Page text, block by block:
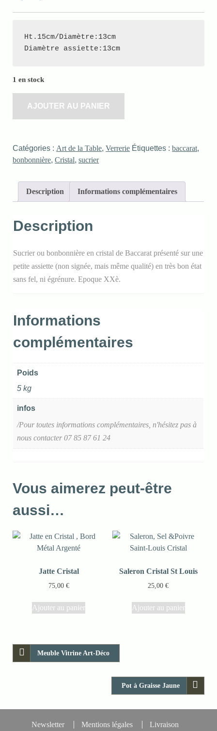
Ht.15cm/Diamètre:13cm
Diamètre assiette:13cm
1 en stock
AJOUTER AU PANIER
Catégories : Art de la Table,Verrerie Étiquettes :baccarat,
bonbonnière,Cristal,sucrier
Description Informations complémentaires
Description
Sucrier ou bonbonnière en cristal de Baccarat présenté sur une
petite assiette (non signée, mais même qualité) en très bon état
sans fel, ni égrénure. Epoque XXè.
Informations
complémentaires
Poids
5 kg
infos
/Pour toutes informations complémentaires, n'hésitez pas à
nous contacter 07 85 87 61 24
Vous aimerez peut-être
aussi…
Jatte Cristal
75,00 €
Ajouter au panier
Saleron Cristal St Louis
25,00€
Ajouter au panier
Meuble Vitrine Art-Déco
Pot à Graisse Jaune
Newsletter Mentions légales Livraison